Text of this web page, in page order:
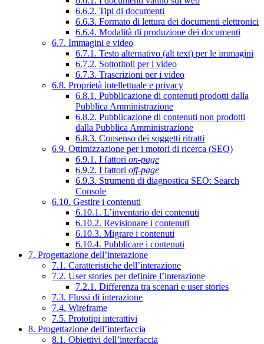
6.6.2. Tipi di documenti
6.6.3. Formato di lettura dei documenti elettronici
6.6.4. Modalità di produzione dei documenti
6.7. Immagini e video
6.7.1. Testo alternativo (alt text) per le immagini
6.7.2. Sottotitoli per i video
6.7.3. Trascrizioni per i video
6.8. Proprietà intellettuale e privacy
6.8.1. Pubblicazione di contenuti prodotti dalla
Pubblica Amministrazione
6.8.2. Pubblicazione di contenuti non prodotti
dalla Pubblica Amministrazione
6.8.3. Consenso dei soggetti ritratti
6.9. Ottimizzazione per i motori di ricerca (SEO)
6.9.1. I fattori on-page
6.9.2. I fattori off-page
6.9.3. Strumenti di diagnostica SEO: Search
Console
6.10. Gestire i contenuti
6.10.1. L’inventario dei contenuti
6.10.2. Revisionare i contenuti
6.10.3. Migrare i contenuti
6.10.4. Pubblicare i contenuti
7. Progettazione dell’interazione
7.1. Caratteristiche dell’interazione
7.2. User stories per definire l’interazione
7.2.1. Differenza tra scenari e user stories
7.3. Flussi di interazione
7.4. Wireframe
7.5. Prototipi interattivi
8. Progettazione dell’interfaccia
8.1. Obiettivi dell’interfaccia